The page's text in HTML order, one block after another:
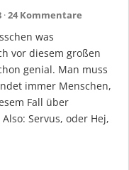
24 Kommentare
was
vor diesem großen
genial. Man muss
immer Menschen,
Fall über
Servus, oder Hej,